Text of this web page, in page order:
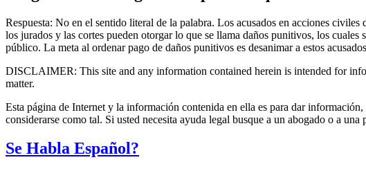
Respuesta: No en el sentido literal de la palabra. Los acusados en acciones
los jurados y las cortes pueden otorgar lo que se llama daños punitivos, los
público. La meta al ordenar pago de daños punitivos es desanimar a estos
DISCLAIMER: This site and any information contained herein is intended for
matter.
Esta página de Internet y la información contenida en ella es para dar
considerarse como tal. Si usted necesita ayuda legal busque a un abogado o a una
Se Habla Español?